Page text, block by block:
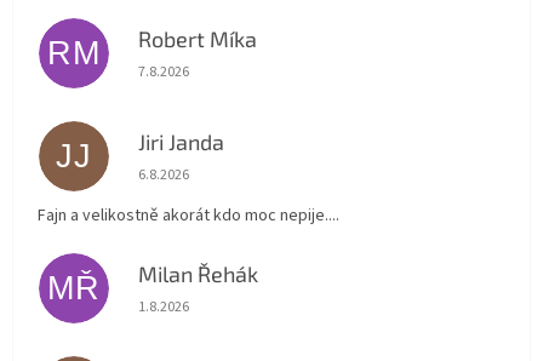
RM Robert Míka
Hodnocení obchodu je 5 z 5 hvězdiček.
7.8.2026
JJ Jiri Janda
Hodnocení obchodu je 5 z 5 hvězdiček.
6.8.2026
Fajn a velikostně akorát kdo moc nepije....
MŘ Milan Řehák
Hodnocení obchodu je 5 z 5 hvězdiček.
1.8.2026